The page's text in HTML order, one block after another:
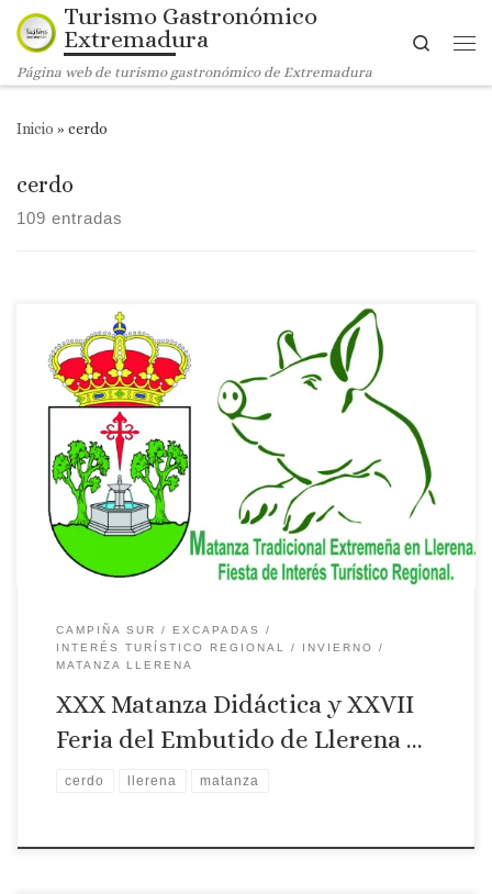
Saltar al contenido
Turismo Gastronómico
Extremadura
Página web de turismo gastronómico de Extremadura
Search
Inicio » cerdo
cerdo
109 entradas
Matanza Didáctica y Feria del Embutido de Llerena
CAMPIÑA SUR
EXCAPADAS
INTERÉS TURÍSTICO REGIONAL
INVIERNO
MATANZA LLERENA
XXX Matanza Didáctica y XXVII
Feria del Embutido de Llerena …
cerdo llerena matanza